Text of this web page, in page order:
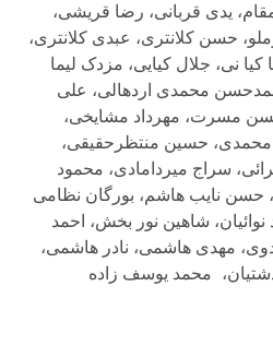
یدی قربانی، رضا قریشی،
حسن کلانتری، عبدی کلانتری،
کیا نی، جلال کیایی، مزدک لیما
محمدی اردهالی، علی
مسرت، مهرداد مشایخی،
حسین منتظرحقیقی‌،
سراج میردامادی، محمود
حسن نایب هاشم، بورگان نظامی
نوائیان، شاهین نور بخش، احمد
مهدی هاشمی‌، نادر هاشمی‌،
محمد یوسف زاده